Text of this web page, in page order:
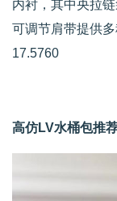
内衬，其中央拉
可调节肩带提供
17.5760
高仿LV水桶包推